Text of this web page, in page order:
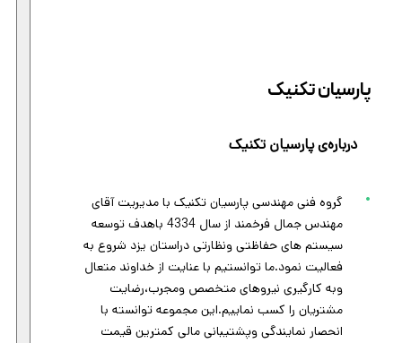
پارسیان تکنیک
درباره‌ی پارسیان تکنیک
گروه فنی مهندسی پارسیان تکنیک با مدیریت آقای
مهندس جمال فرخمند از سال 4334 باهدف توسعه
سیستم های حفاظتی ونظارتی دراستان یزد شروع به
فعالیت نمود.ما توانستیم با عنایت از خداوند متعال
وبه کارگیری نیروهای متخصص ومجرب،رضایت
مشتریان را کسب نماییم.این مجموعه توانسته با
انحصار نمایندگی وپشتیبانی مالی کمترین قیمت